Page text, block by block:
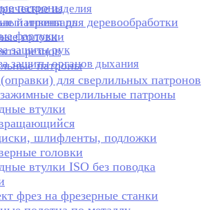
изделия
инвентарь
фартуки
защиты рук
защиты органов дыхания
патроны
патроны для деревообработки
головки
резцов
патроны
для сверлильных патронов
сверлильные патроны
втулки
шлифленты, подложки
головки
втулки ISO без поводка
фрез на фрезерные станки